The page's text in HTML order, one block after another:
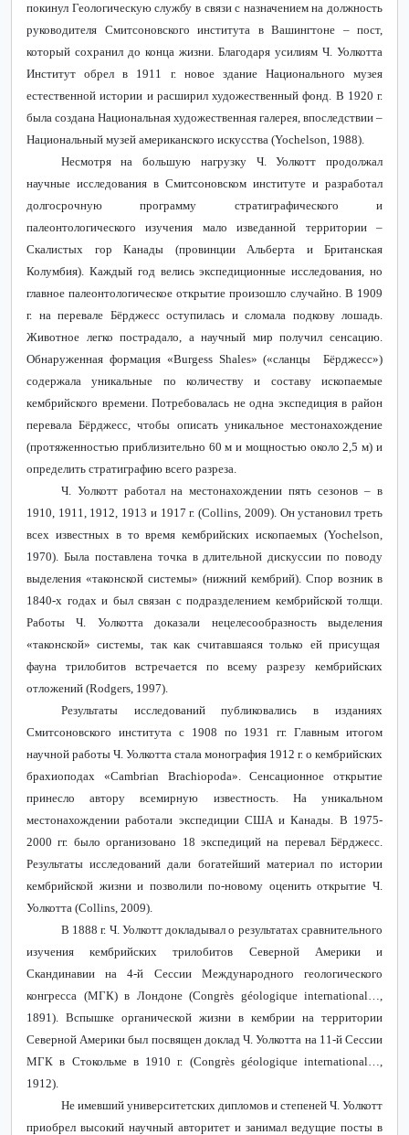
покинул Геологическую службу в связи с назначением на должность
руководителя Смитсоновского института в Вашингтоне – пост,
который сохранил до конца жизни. Благодаря усилиям Ч. Уолкотта
Институт обрел в 1911 г. новое здание Национального музея
естественной истории и расширил художественный фонд. В 1920 г.
была создана Национальная художественная галерея, впоследствии –
Национальный музей американского искусства (Yochelson, 1988).
Несмотря на большую нагрузку Ч. Уолкотт продолжал
научные исследования в Смитсоновском институте и разработал
долгосрочную программу стратиграфического и
палеонтологического изучения мало изведанной территории –
Скалистых гор Канады (провинции Альберта и Британская
Колумбия). Каждый год велись экспедиционные исследования, но
главное палеонтологическое открытие произошло случайно. В 1909
г. на перевале Бёрджесс оступилась и сломала подкову лошадь.
Животное легко пострадало, а научный мир получил сенсацию.
Обнаруженная формация «Burgess Shales» («сланцы
Бёрджесс»)
содержала уникальные по количеству и составу ископаемые
кембрийского времени. Потребовалась не одна экспедиция в район
перевала Бёрджесс, чтобы описать уникальное местонахождение
(протяженностью приблизительно 60 м и мощностью около 2,5 м) и
определить стратиграфию всего разреза.
Ч. Уолкотт работал на местонахождении пять сезонов – в
1910, 1911, 1912, 1913 и 1917 г. (Collins, 2009). Он установил треть
всех известных в то время кембрийских ископаемых (Yochelson,
1970). Была поставлена точка в длительной дискуссии по поводу
выделения «таконской системы» (нижний кембрий). Спор возник в
1840-х годах и был связан с подразделением кембрийской толщи.
Работы Ч. Уолкотта доказали нецелесообразность выделения
«таконской» системы, так как считавшаяся только ей присущая
фауна трилобитов встречается по всему разрезу кембрийских
отложений (Rodgers, 1997).
Результаты исследований публиковались в изданиях
Смитсоновского института с 1908 по 1931 гг. Главным итогом
научной работы Ч. Уолкотта стала монография 1912 г. о кембрийских
брахиоподах «Cambrian Brachiopoda». Сенсационное открытие
принесло автору всемирную известность. На уникальном
местонахождении работали экспедиции США и Канады. В 1975-
2000 гг. было организовано 18 экспедиций на перевал Бёрджесс.
Результаты исследований дали богатейший материал по истории
кембрийской жизни и позволили по-новому оценить открытие Ч.
Уолкотта (Collins, 2009).
В 1888 г. Ч. Уолкотт докладывал о результатах сравнительного
изучения кембрийских трилобитов Северной Америки и
Скандинавии на 4-й Сессии Международного геологического
конгресса (МГК) в Лондоне (Congrès géologique international
1891). Вспышке органической жизни в кембрии на территории
Северной Америки был посвящен доклад Ч. Уолкотта на 11-й Сессии
МГК в Стокольме в 1910 г. (Congrès géologique international
1912).
Не имевший университетских дипломов и степеней Ч. Уолкотт
приобрел высокий научный авторитет и занимал ведущие посты в